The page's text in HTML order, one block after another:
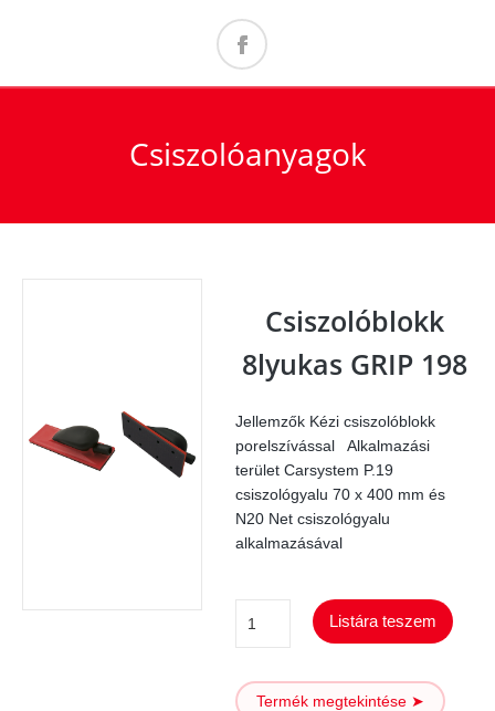
Csiszolóanyagok
Csiszolóblokk
8lyukas GRIP 198
Jellemzők Kézi csiszolóblokk
porelszívással Alkalmazási
terület Carsystem P.19
csiszológyalu 70 x 400 mm és
N20 Net csiszológyalu
alkalmazásával
Csiszolóblokk
8lyukas
GRIP
Listára teszem
Termék megtekintése ➤